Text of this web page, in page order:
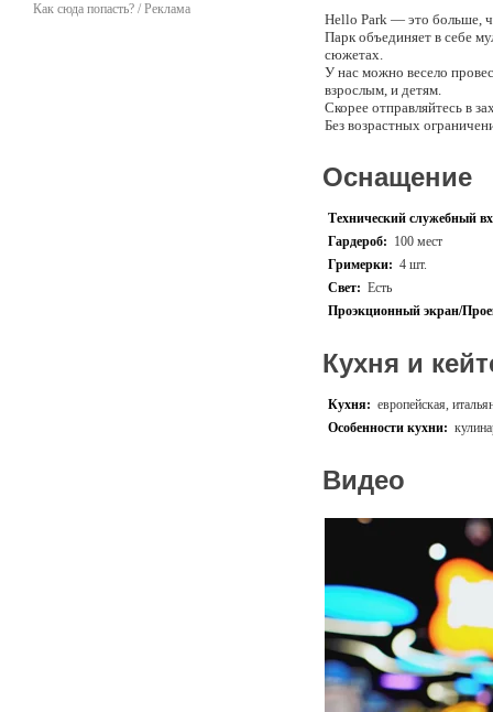
Как сюда попасть? / Реклама
Hello Park — это больше,
Парк объединяет в себе
сюжетах.
У нас можно весело
взрослым, и детям.
Скорее отправляйтесь в
Без возрастных
праздничного банкета и
Праздник в Hello Park –
- Здесь дети попадают в
- Множество потрясающих
и классики, а также
координацию и другие
В парке представлены
ПАКЕТНЫЕ
- Аренда Party Room 2,5
⁃ Безлимитные билеты в
⁃ Тематический герой на 1
Цена: будни 17 200
HELLO PARTY
- Аренда Party Room 2,5
⁃ Безлимитные билеты в
⁃ Тематический герой на 1
⁃ Праздничная
Оснащение
Технический служебный
Гардероб: 100 мест
Гримерки: 4 шт.
Свет: Есть
Проэкционный экран/
Кухня и
Кухня: европейская,
Особенности кухни:
Видео